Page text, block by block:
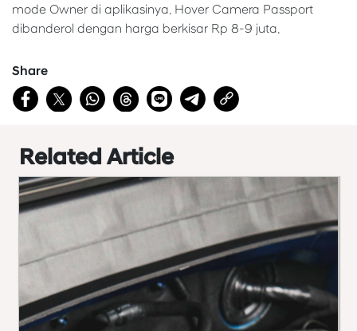
mode Owner di aplikasinya. Hover Camera Passport
dibanderol dengan harga berkisar Rp 8-9 juta.
Share
Related Article